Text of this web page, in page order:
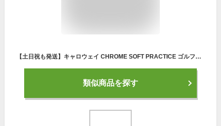
【土日祝も発送】キャロウェイ CHROME SOFT PRACTICE ゴルフボール 1ダース（全12球） USA直輸入品 クロムソフト プラクティスボール【4ピース】【ウレタンカバー】
類似商品を探す